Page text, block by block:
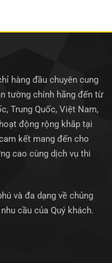
hàng đầu chuyên cung
tường chính hãng đến từ
Trung Quốc, Việt Nam,
động rộng khắp tại
kết mang đến cho
cao cùng dịch vụ thi
và đa dạng về chủng
cầu của Quý khách.